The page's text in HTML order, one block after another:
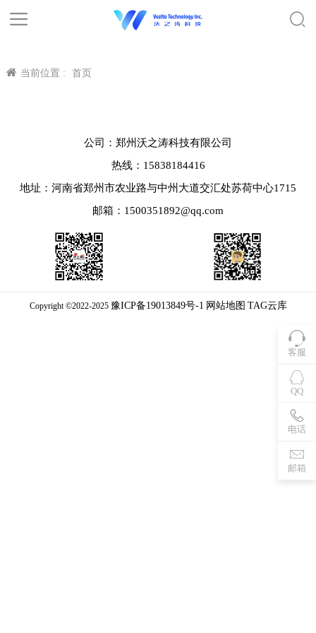
当前位置 : 首页
客服
QQ
电话
邮箱
公司：郑州沃之涛科技有限公司
热线：15838184416
地址：河南省郑州市农业路与中州大道交汇处苏荷中心1715
邮箱：1500351892@qq.com
Copyright ©2022-2025 豫ICP备19013849号-1 网站地图 TAG云库